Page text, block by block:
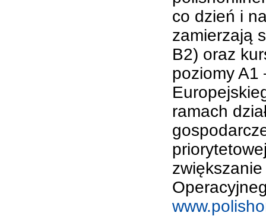
co dzień i
zamierzają
B2) oraz
poziomy A1
ramach